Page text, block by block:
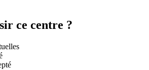
Leaflet ©
ce centre ?